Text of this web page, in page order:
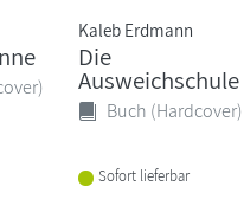
Kaleb Erdmann
Die
Ausweichschule
Buch (Hardcover)
Sofort lieferbar